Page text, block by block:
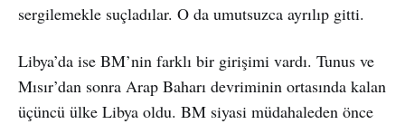
sergilemekle suçladılar. O da umutsuzca ayrılıp gitti.
Libya’da ise BM’nin farklı bir girişimi vardı. Tunus ve
Mısır’dan sonra Arap Baharı devriminin ortasında kalan
üçüncü ülke Libya oldu. BM siyasi müdahaleden önce